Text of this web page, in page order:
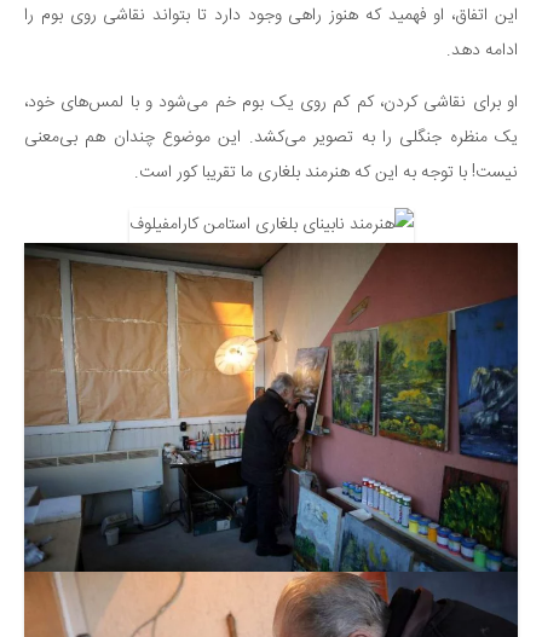
موسیقی
چهره‌ها
عکاسی و هنرهای تجسمی
کتاب و کتاب‌خوانی
تاریخ
فناوری‌ها
نجوم و هوا فضا
زمین و محیط زیست
خودرو
سرگرمی
دانستنی‌ها
بازی
طنز
این اتفاق، او فهمید که هنوز راهی وجود دارد تا بتواند نقاشی روی بوم را
ادامه دهد.
او برای نقاشی کردن، کم کم روی یک بوم خم می‌شود و با لمس‌های خود،
یک منظره جنگلی را به تصویر می‌کشد. این موضوع چندان هم بی‌معنی
نیست! با توجه به این که هنرمند بلغاری ما تقریبا کور است.